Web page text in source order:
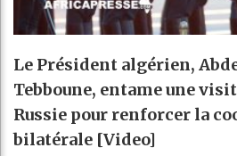
Le Président algérien,
Tebboune, entame une
Russie pour renforcer la
bilatérale [Video]